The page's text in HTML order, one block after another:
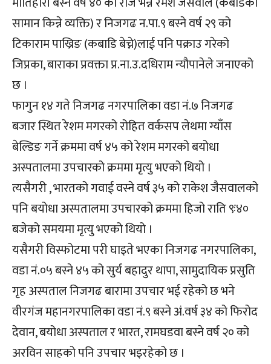
सामान किन्ने व्यक्ति) र निजगढ न.पा.९ बस्ने वर्ष २९ को
टिकाराम पाख्रिङ (कबाडि बेच्ने)लाई पनि पक्राउ गरेको
जिप्रका, बाराका प्रवक्ता प्र.ना.उ.दधिराम न्यौपानेले जनाएको
छ ।
फागुन १४ गते निजगढ नगरपालिका वडा नं.७ निजगढ
बजार स्थित रेशम मगरको रोहित वर्कसप लेथमा ग्याँस
बेल्डिङ गर्ने क्रममा वर्ष ४५ को रेशम मगरको बयोधा
अस्पतालमा उपचारको क्रममा मृत्यु भएको थियो ।
त्यसैगरी , भारतको गवाई वस्ने वर्ष ३५ को राकेश जैसवालको
पनि बयोधा अस्पतालमा उपचारको क्रममा हिजो राति ९ः४०
बजेको समयमा मृत्यु भएको थियो ।
यसैगरी विस्फोटमा परी घाइते भएका निजगढ नगरपालिका,
वडा नं.०५ बस्ने ४५ को सुर्य बहादुर थापा, सामुदायिक प्रसुति
गृह अस्पताल निजगढ बारामा उपचार भई रहेको छ भने
वीरगंज महानगरपालिका वडा नं.९ बस्ने अं.वर्ष ३४ को फिरोद
देवान, बयोधा अस्पताल र भारत, रामघडवा बस्ने वर्ष २० को
अरविन साहको पनि उपचार भइरहेको छ ।